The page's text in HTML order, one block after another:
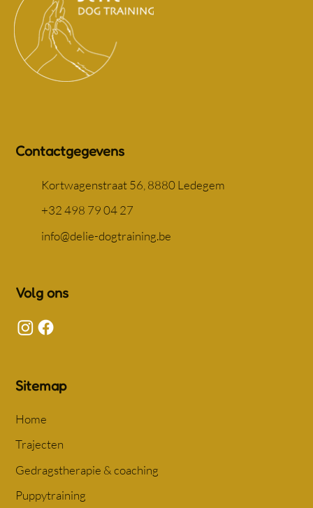
Contactgegevens
Kortwagenstraat 56, 8880 Ledegem
+32 498 79 04 27
info@delie-dogtraining.be
Volg ons
Sitemap
Home
Trajecten
Gedragstherapie & coaching
Puppytraining